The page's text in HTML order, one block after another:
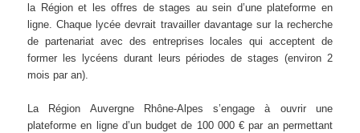
la Région et les offres de stages au sein d’une plateforme en
ligne. Chaque lycée devrait travailler davantage sur la recherche
de partenariat avec des entreprises locales qui acceptent de
former les lycéens durant leurs périodes de stages (environ 2
mois par an).
La Région Auvergne Rhône-Alpes s’engage à ouvrir une
plateforme en ligne d’un budget de 100 000 € par an permettant